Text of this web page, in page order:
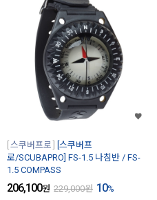
스쿠버프로
[스쿠버프
로/SCUBAPRO] FS-1.5 나침반 / FS-
1.5 COMPASS
206,100원 229,000원 10%